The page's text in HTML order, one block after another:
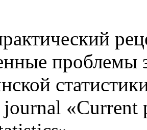
проблемы
«Current